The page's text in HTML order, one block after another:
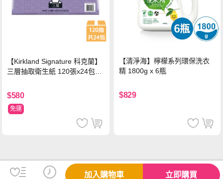
【Kirkland Signature 科克蘭】
三層抽取衛生紙 120張x24包x1
$580
免運
【清淨海】檸檬系列環保洗衣
精 1800g x 6瓶
$829
加入購物車 立即購買